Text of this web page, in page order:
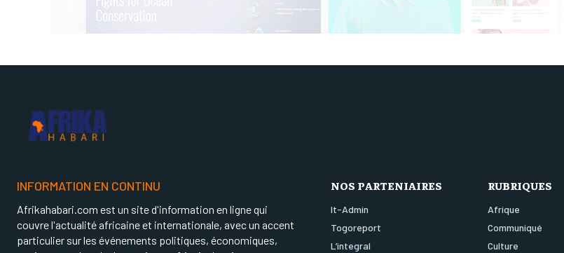
INFORMATION EN CONTINU
Afrikahabari.com est un site d'information en ligne qui
couvre l'actualité africaine et internationale, avec un accent
particulier sur les événements politiques, économiques,
NOS PARTENIAIRES
It-Admin
Togoreport
L’integral
RUBRIQUES
Afrique
Communiqué
Culture